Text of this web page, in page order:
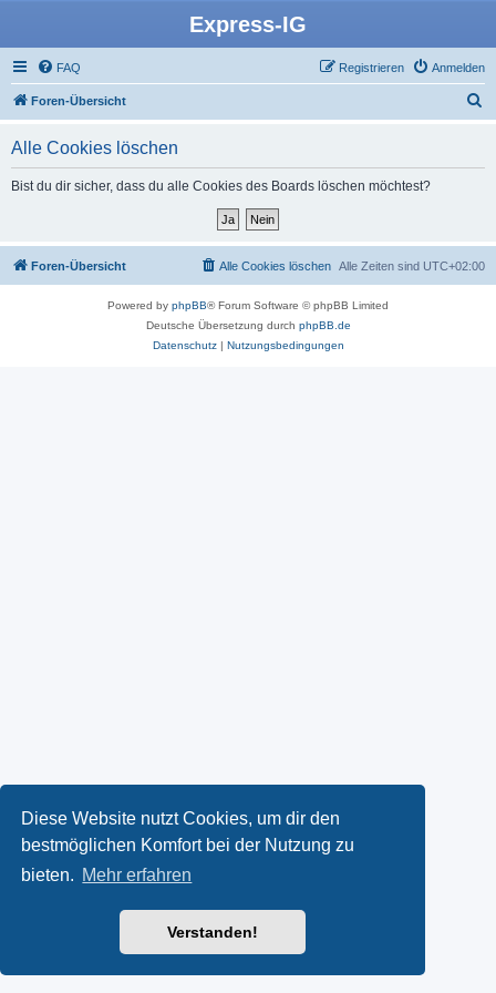
Diese Website nutzt Cookies, um dir den
bestmöglichen Komfort bei der Nutzung zu
bieten. Mehr erfahren
Verstanden!
Express-IG
FAQ Anmelden
Registrieren
Foren-Übersicht
Alle Cookies löschen
Bist du dir sicher, dass du alle Cookies des Boards löschen möchtest?
Foren-Übersicht Alle Zeiten sind UTC+02:00
Alle Cookies löschen
Powered by phpBB® Forum Software © phpBB Limited
Deutsche Übersetzung durch phpBB.de
Datenschutz| Nutzungsbedingungen